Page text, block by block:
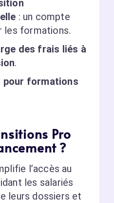
: un compte
les formations.
des frais liés à
.
pour formations
Pro
?
l’accès au
les salariés
leurs dossiers et